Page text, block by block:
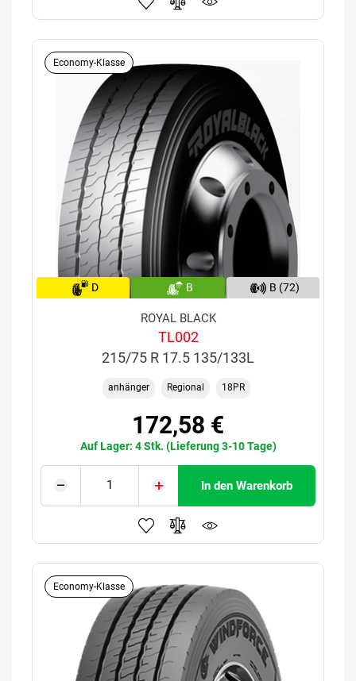
Economy-Klasse
D B B (72)
ROYAL BLACK
TL002
215/75 R 17.5 135/133L
anhänger Regional 18PR
172,58 €
Auf Lager: 4 Stk. (Lieferung 3-10 Tage)
In den Warenkorb
Economy-Klasse